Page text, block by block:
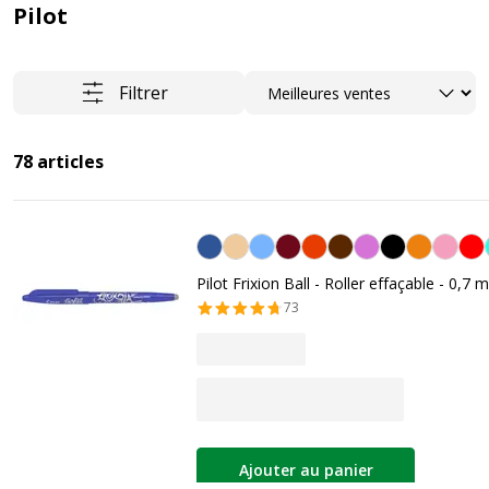
Pilot
Filtrer Trier
78 articles
Bleu
Pilot Frixion Ball - Roller effaçable - 0,7
73
Ajouter au panier